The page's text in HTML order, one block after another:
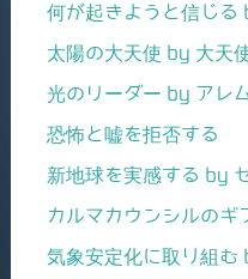
何が起きようと信じる
太陽の大天使 by 大天
光のリーダー by アレ
恐怖と嘘を拒否する
新地球を実感する by
カルマカウンシルのギ
気象安定化に取り組む